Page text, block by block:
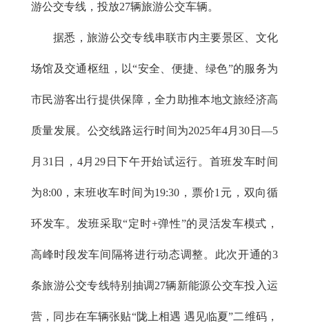
游公交专线，投放27辆旅游公交车辆。
据悉，旅游公交专线串联市内主要景区、文化
场馆及交通枢纽，以“安全、便捷、绿色”的服务为
市民游客出行提供保障，全力助推本地文旅经济高
质量发展。公交线路运行时间为2025年4月30日—5
月31日，4月29日下午开始试运行。首班发车时间
为8:00，末班收车时间为19:30，票价1元，双向循
环发车。发班采取“定时+弹性”的灵活发车模式，
高峰时段发车间隔将进行动态调整。此次开通的3
条旅游公交专线特别抽调27辆新能源公交车投入运
营，同步在车辆张贴“陇上相遇 遇见临夏”二维码，